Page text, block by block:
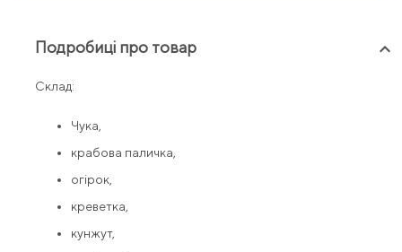
Подробиці про товар keyboard_arrow_up
Склад:
Чука,
крабова паличка,
огірок,
креветка,
кунжут,